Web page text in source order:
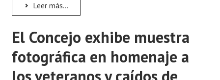
Leer más...
El Concejo exhibe muestra
fotográfica en homenaje a